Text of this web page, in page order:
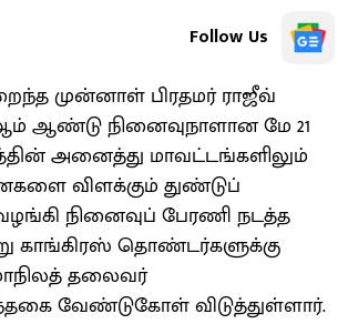
Follow Us
முன்னாள் பிரதமர் ராஜீவ்
ஆம் ஆண்டு நினைவுநாளான மே 21
அனைத்து மாவட்டங்களிலும்
விளக்கும் துண்டுப்
நினைவுப் பேரணி நடத்த
காங்கிரஸ் தொண்டர்களுக்கு
தலைவர்
வேண்டுகோள் விடுத்துள்ளார்.